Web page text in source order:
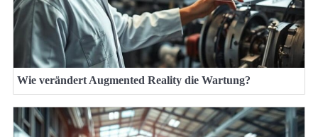
Wie verändert Augmented Reality die Wartung?